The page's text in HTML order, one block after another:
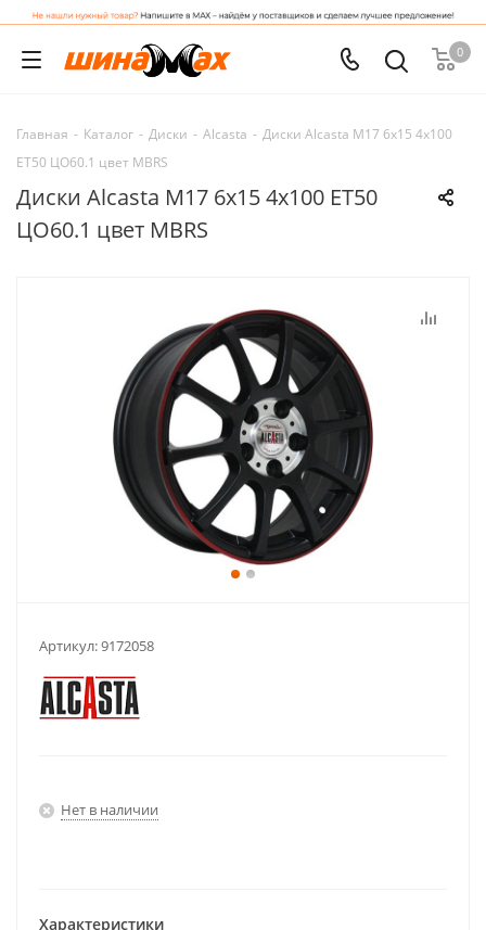
0
Главная - Каталог - Диски - Alcasta - Диски Alcasta M17 6x15 4x100
ET50 ЦО60.1 цвет MBRS
Диски Alcasta M17 6x15 4x100 ET50
ЦО60.1 цвет MBRS
Артикул:9172058
Нет в наличии
Характеристики